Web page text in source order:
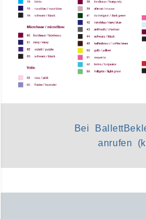
Bei
anrufen